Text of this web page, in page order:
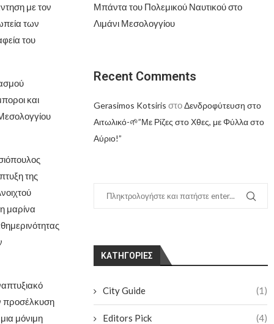
με τον
των
του
και
της
μαρίνα
προσέλκυση
μόνιμη
Μπάντα του Πολεμικού Ναυτικού στο
Λιμάνι Μεσολογγίου
Recent Comments
Gerasimos Kotsiris στοΔενδροφύτευση στο
Αιτωλικό-🌱”Με Ρίζες στο Χθες, με Φύλλα στο
Αύριο!”
KΑΤΗΓΟΡΊΕΣ
City Guide (1)
Editors Pick (4)